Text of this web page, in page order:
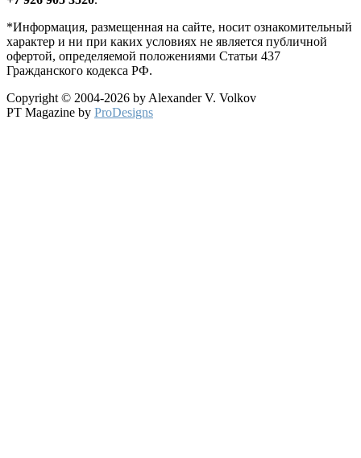
*Информация, размещенная на сайте, носит ознакомительный
характер и ни при каких условиях не является публичной
офертой, определяемой положениями Статьи 437
Гражданского кодекса РФ.
Copyright © 2004-2026 by Alexander V. Volkov
PT Magazine by ProDesigns